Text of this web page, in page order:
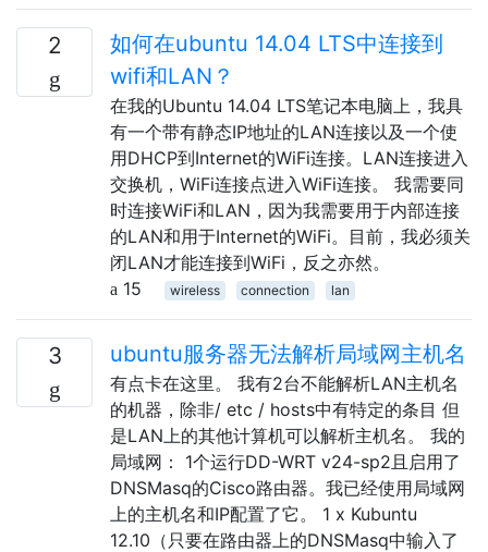
2
如何在ubuntu 14.04 LTS中连接到
wifi和LAN？
在我的Ubuntu 14.04 LTS笔记本电脑上，我具
有一个带有静态IP地址的LAN连接以及一个使
用DHCP到Internet的WiFi连接。LAN连接进入
交换机，WiFi连接点进入WiFi连接。 我需要同
时连接WiFi和LAN，因为我需要用于内部连接
的LAN和用于Internet的WiFi。目前，我必须关
闭LAN才能连接到WiFi，反之亦然。
15
wireless connection lan
3 ubuntu服务器无法解析局域网主机名
有点卡在这里。 我有2台不能解析LAN主机名
的机器，除非/ etc / hosts中有特定的条目 但
是LAN上的其他计算机可以解析主机名。 我的
局域网： 1个运行DD-WRT v24-sp2且启用了
DNSMasq的Cisco路由器。我已经使用局域网
上的主机名和IP配置了它。 1 x Kubuntu
12.10（只要在路由器上的DNSMasq中输入了